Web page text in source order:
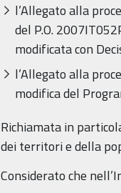
l’Allegato alla
del P.O.
modificata con
l’Allegato alla
modifica del
Richiamata in
dei territori e della
Considerato che